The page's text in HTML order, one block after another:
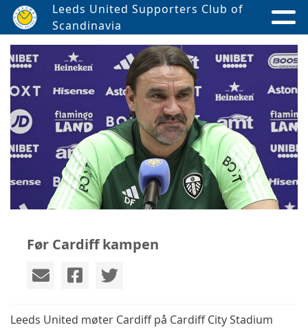
Leeds United Supporters Club of
Scandinavia
Før Cardiff kampen
Leeds United møter Cardiff på Cardiff City Stadium